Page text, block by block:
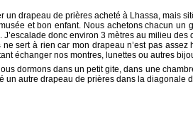
drapeau de prières acheté à Lhassa, mais
et bon enfant. Nous achetons chacun
donc environ 3 mètres au milieu
sert à rien car mon drapeau n’est pas
échanger nos montres, lunettes ou autres
dormons dans un petit gite, dans une
autre drapeau de prières dans la diagonale